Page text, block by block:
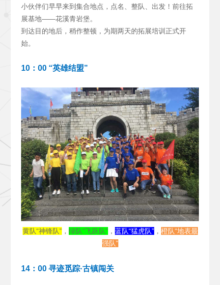
小伙伴们早早来到集合地点，点名、整队、出发！前往拓
展基地——花溪青岩堡。
到达目的地后，稍作整顿，为期两天的拓展培训正式开
始。
10：00 “英雄结盟”
黄队“神锋队” ， 绿队“飞跃队” ， 蓝队“猛虎队”， 橙队“地表最
强队”
14：00 寻迹觅踪·古镇闯关